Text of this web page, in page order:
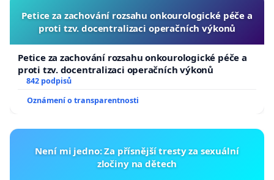
Petice za zachování rozsahu onkourologické péče a
proti tzv. docentralizaci operačních výkonů
Petice za zachování rozsahu onkourologické péče a
proti tzv. docentralizaci operačních výkonů
842 podpisů
Oznámení o transparentnosti
Není mi jedno: Za přísnější tresty za sexuální
zločiny na dětech